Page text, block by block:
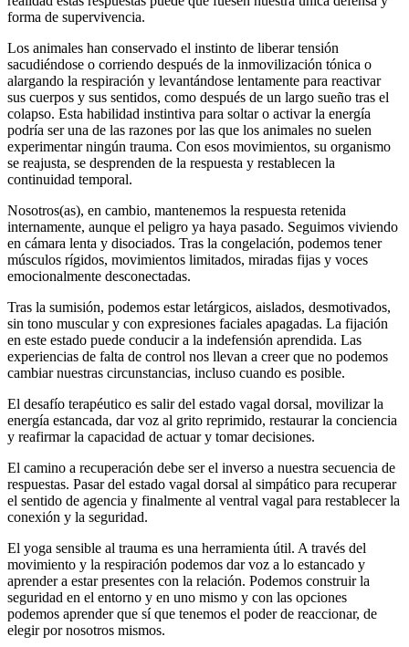
forma de supervivencia.
Los animales han conservado el instinto de liberar tensión
sacudiéndose o corriendo después de la inmovilización tónica o
alargando la respiración y levantándose lentamente para reactivar
sus cuerpos y sus sentidos, como después de un largo sueño tras el
colapso. Esta habilidad instintiva para soltar o activar la energía
podría ser una de las razones por las que los animales no suelen
experimentar ningún trauma. Con esos movimientos, su organismo
se reajusta, se desprenden de la respuesta y restablecen la
continuidad temporal.
Nosotros(as), en cambio, mantenemos la respuesta retenida
internamente, aunque el peligro ya haya pasado. Seguimos viviendo
en cámara lenta y disociados. Tras la congelación, podemos tener
músculos rígidos, movimientos limitados, miradas fijas y voces
emocionalmente desconectadas.
Tras la sumisión, podemos estar letárgicos, aislados, desmotivados,
sin tono muscular y con expresiones faciales apagadas. La fijación
en este estado puede conducir a la indefensión aprendida. Las
experiencias de falta de control nos llevan a creer que no podemos
cambiar nuestras circunstancias, incluso cuando es posible.
El desafío terapéutico es salir del estado vagal dorsal, movilizar la
energía estancada, dar voz al grito reprimido, restaurar la conciencia
y reafirmar la capacidad de actuar y tomar decisiones.
El camino a recuperación debe ser el inverso a nuestra secuencia de
respuestas. Pasar del estado vagal dorsal al simpático para recuperar
el sentido de agencia y finalmente al ventral vagal para restablecer la
conexión y la seguridad.
El yoga sensible al trauma es una herramienta útil. A través del
movimiento y la respiración podemos dar voz a lo estancado y
aprender a estar presentes con la relación. Podemos construir la
seguridad en el entorno y en uno mismo y con las opciones
podemos aprender que sí que tenemos el poder de reaccionar, de
elegir por nosotros mismos.